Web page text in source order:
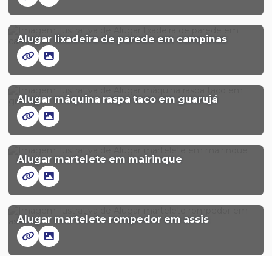
Alugar lixadeira de parede em campinas
Alugar máquina raspa taco em guarujá
Alugar martelete em mairinque
Alugar martelete rompedor em assis